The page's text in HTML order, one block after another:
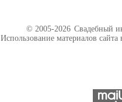
© 2005-2026 Свадебный
Использование материалов